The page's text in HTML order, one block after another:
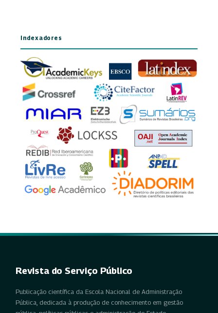
Indexadores
Revista do Serviço Público
Publicação científica da Escola Nacional de Administração
Pública, dedicada à produção de conhecimento em gestão